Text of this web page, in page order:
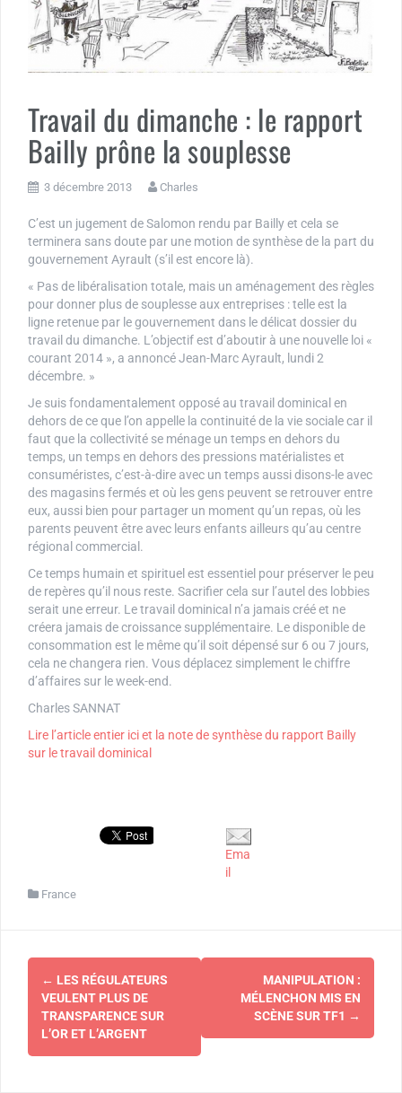
Travail du dimanche : le rapport
Bailly prône la souplesse
3 décembre 2013 Charles
C’est un jugement de Salomon rendu par Bailly et cela se
terminera sans doute par une motion de synthèse de la part du
gouvernement Ayrault (s’il est encore là).
« Pas de libéralisation totale, mais un aménagement des règles
pour donner plus de souplesse aux entreprises : telle est la
ligne retenue par le gouvernement dans le délicat dossier du
travail du dimanche. L’objectif est d’aboutir à une nouvelle loi «
courant 2014 », a annoncé Jean-Marc Ayrault, lundi 2
décembre. »
Je suis fondamentalement opposé au travail dominical en
dehors de ce que l’on appelle la continuité de la vie sociale car il
faut que la collectivité se ménage un temps en dehors du
temps, un temps en dehors des pressions matérialistes et
consuméristes, c’est-à-dire avec un temps aussi disons-le avec
des magasins fermés et où les gens peuvent se retrouver entre
eux, aussi bien pour partager un moment qu’un repas, où les
parents peuvent être avec leurs enfants ailleurs qu’au centre
régional commercial.
Ce temps humain et spirituel est essentiel pour préserver le peu
de repères qu’il nous reste. Sacrifier cela sur l’autel des lobbies
serait une erreur. Le travail dominical n’a jamais créé et ne
créera jamais de croissance supplémentaire. Le disponible de
consommation est le même qu’il soit dépensé sur 6 ou 7 jours,
cela ne changera rien. Vous déplacez simplement le chiffre
d’affaires sur le week-end.
Charles SANNAT
Lire l’article entier ici et la note de synthèse du rapport Bailly
sur le travail dominical
Ema
il
France
Navigation
d'article
← LES RÉGULATEURS
VEULENT PLUS DE
TRANSPARENCE SUR
L’OR ET L’ARGENT
MANIPULATION :
MÉLENCHON MIS EN
SCÈNE SUR TF1 →